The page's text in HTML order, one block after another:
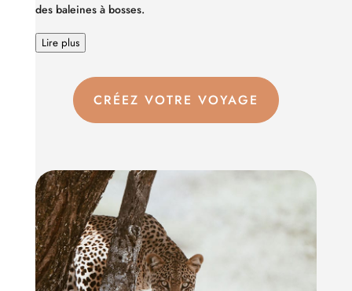
des baleines à bosses.
Lire plus
CRÉEZ VOTRE VOYAGE